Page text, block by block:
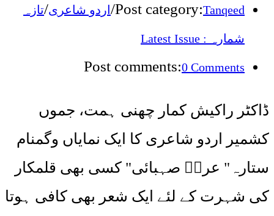
Post category:Tanqeed
/ اردو شاعری/تازہ
شمارہ : Latest Issue
Post comments:0 Comments
ڈاکٹر راکیش کمار چھنی ہمت، جموں
کشمیر اردو شاعری کا ایک نمایاں وگمنام
ستارہ" عرشؔ صہبائی" کسی بھی قلمکار
کی شہرت کے لئے ایک شعر بھی کافی ہوتا